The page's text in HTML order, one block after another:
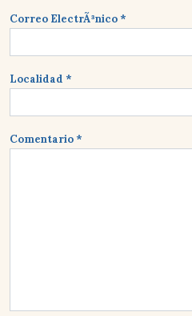
Correo ElectrÃ³nico *
Localidad *
Comentario *